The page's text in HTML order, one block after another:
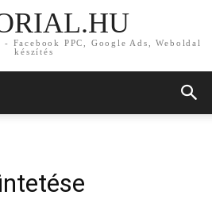
Facebook PPC, Google Ads, Weboldal
készítés